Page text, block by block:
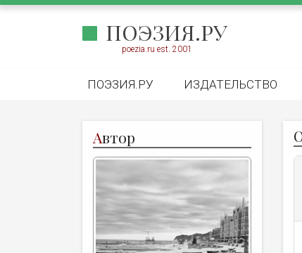
ПОЭЗИЯ.РУ
poezia.ru est. 2001
ПОЭЗИЯ.РУ ИЗДАТЕЛЬСТВО
Автор